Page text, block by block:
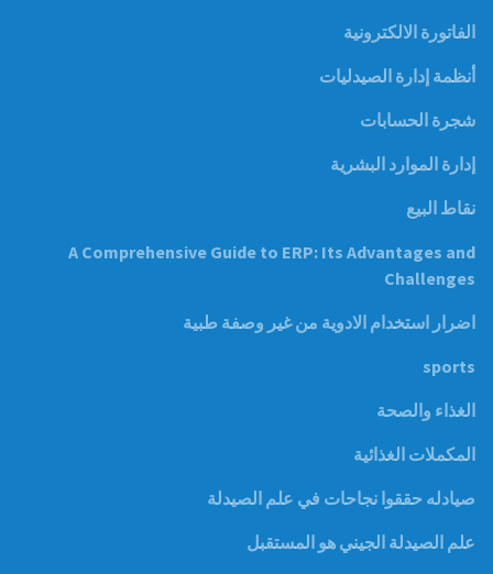
الفاتورة الالكترونية
أنظمة إدارة الصيدليات
شجرة الحسابات
إدارة الموارد البشرية
نقاط البيع
A Comprehensive Guide to ERP: Its Advantages and
Challenges
اضرار استخدام الادوية من غير وصفة طبية
sports
الغذاء والصحة
المكملات الغذائية
صيادله حققوا نجاحات في علم الصيدلة
علم الصيدلة الجيني هو المستقبل